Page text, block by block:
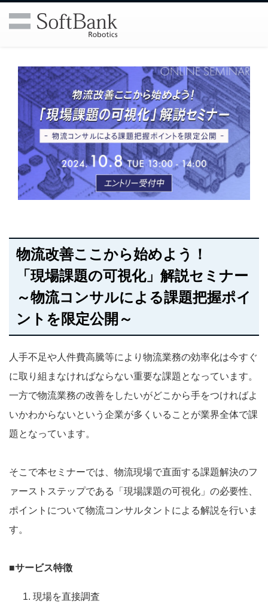
物流改善ここから始めよう！
「現場課題の可視化」解説セミナー
～物流コンサルによる課題把握ポイ
ントを限定公開～
人手不足や人件費高騰等により物流業務の効率化は今すぐ
に取り組まなければならない重要な課題となっています。
一方で物流業務の改善をしたいがどこから手をつければよ
いかわからないという企業が多くいることが業界全体で課
題となっています。
そこで本セミナーでは、物流現場で直面する課題解決のフ
ァーストステップである「現場課題の可視化」の必要性、
ポイントについて物流コンサルタントによる解説を行いま
す。
■サービス特徴
現場を直接調査